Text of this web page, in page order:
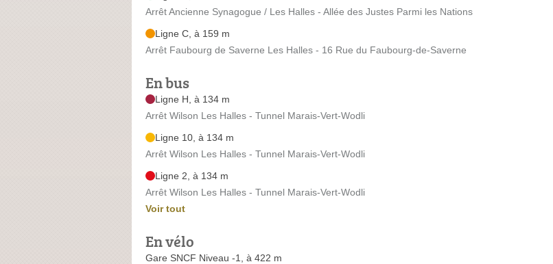
Arrêt Ancienne Synagogue / Les Halles - Allée des Justes Parmi les Nations
Ligne C, à 159 m
Arrêt Faubourg de Saverne Les Halles - 16 Rue du Faubourg-de-Saverne
En bus
Ligne H, à 134 m
Arrêt Wilson Les Halles - Tunnel Marais-Vert-Wodli
Ligne 10, à 134 m
Arrêt Wilson Les Halles - Tunnel Marais-Vert-Wodli
Ligne 2, à 134 m
Arrêt Wilson Les Halles - Tunnel Marais-Vert-Wodli
Voir tout
En vélo
Gare SNCF Niveau -1, à 422 m